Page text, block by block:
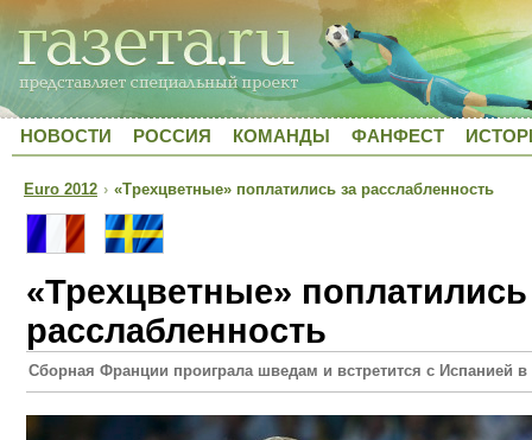
НОВОСТИ РОССИЯ КОМАНДЫ ФАНФЕСТ
Euro 2012 › «Трехцветные» поплатились за расслабленность
«Трехцветные» поплатились
расслабленность
Сборная Франции проиграла шведам и встретится с Испанией